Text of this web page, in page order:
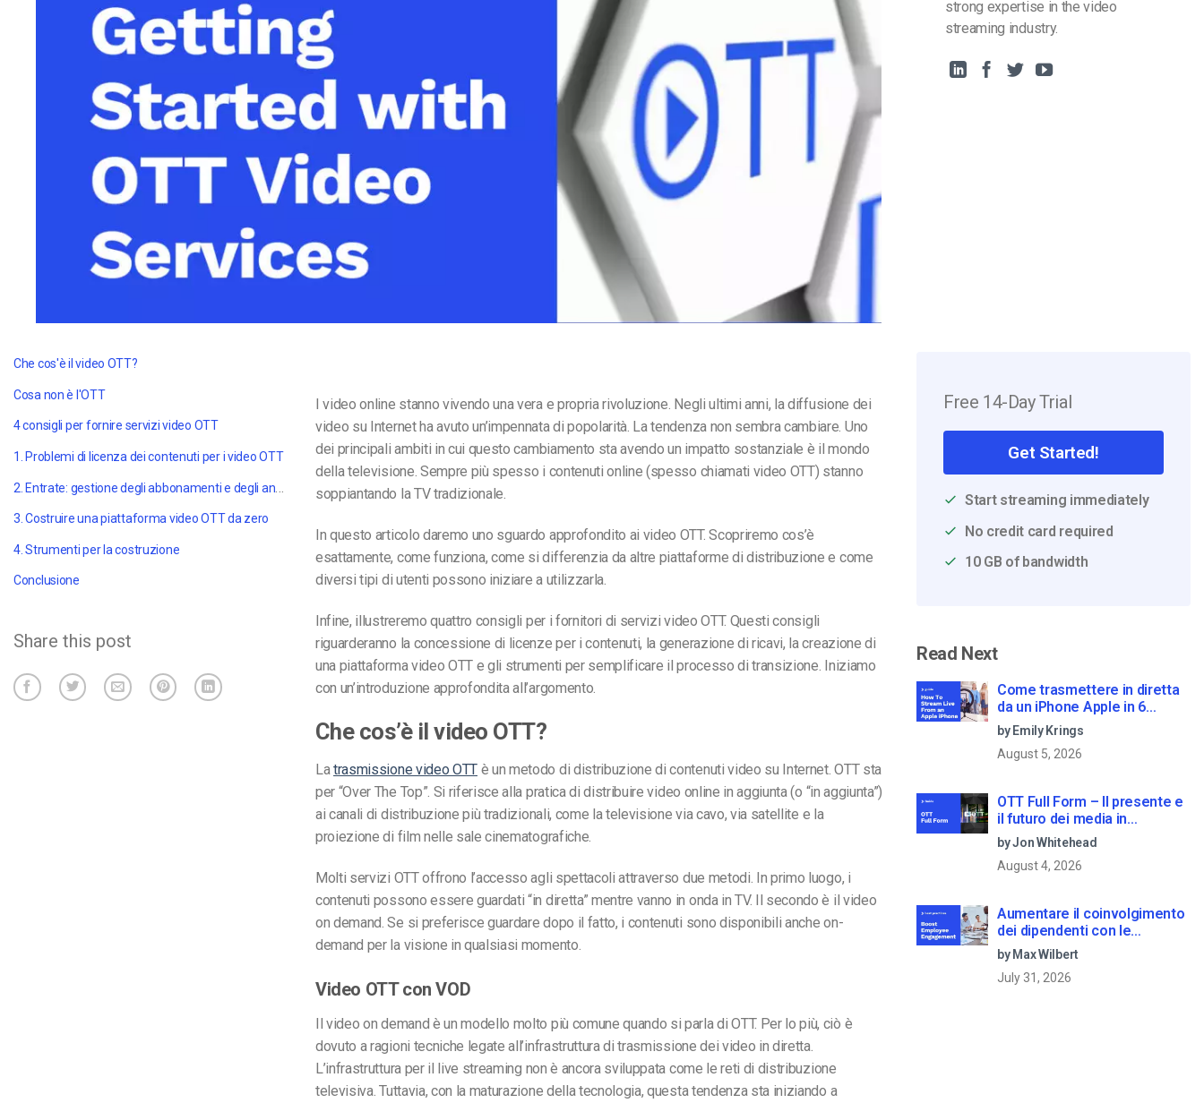
Video CMS
Privacy e Sicurezza
Monetizzazione Video
strong expertise in the video
streaming industry.
Che cos'è il video OTT?
Cosa non è l'OTT
4 consigli per fornire servizi video OTT
1. Problemi di licenza dei contenuti per i video OTT
3. Costruire una piattaforma video OTT da zero
4. Strumenti per la costruzione
Conclusione
Share this post
I video online stanno vivendo una vera e propria rivoluzione. Negli ultimi anni, la diffusione dei
video su Internet ha avuto un’impennata di popolarità. La tendenza non sembra cambiare. Uno
dei principali ambiti in cui questo cambiamento sta avendo un impatto sostanziale è il mondo
della televisione. Sempre più spesso i contenuti online (spesso chiamati video OTT) stanno
soppiantando la TV tradizionale.
In questo articolo daremo uno sguardo approfondito ai video OTT. Scopriremo cos’è
esattamente, come funziona, come si differenzia da altre piattaforme di distribuzione e come
diversi tipi di utenti possono iniziare a utilizzarla.
Infine, illustreremo quattro consigli per i fornitori di servizi video OTT. Questi consigli
riguarderanno la concessione di licenze per i contenuti, la generazione di ricavi, la creazione di
una piattaforma video OTT e gli strumenti per semplificare il processo di transizione. Iniziamo
con un’introduzione approfondita all’argomento.
Che cos’è il video OTT?
Latrasmissione video OTT è un metodo di distribuzione di contenuti video su Internet. OTT sta
per “Over The Top”. Si riferisce alla pratica di distribuire video online in aggiunta (o “in aggiunta”)
ai canali di distribuzione più tradizionali, come la televisione via cavo, via satellite e la
proiezione di film nelle sale cinematografiche.
Molti servizi OTT offrono l’accesso agli spettacoli attraverso due metodi. In primo luogo, i
contenuti possono essere guardati “in diretta” mentre vanno in onda in TV. Il secondo è il video
on demand. Se si preferisce guardare dopo il fatto, i contenuti sono disponibili anche on-
demand per la visione in qualsiasi momento.
Video OTT con VOD
Il video on demand è un modello molto più comune quando si parla di OTT. Per lo più, ciò è
dovuto a ragioni tecniche legate all’infrastruttura di trasmissione dei video in diretta.
L’infrastruttura per il live streaming non è ancora sviluppata come le reti di distribuzione
televisiva. Tuttavia, con la maturazione della tecnologia, questa tendenza sta iniziando a
Free 14-Day Trial
Get Started!
Start streaming immediately
No credit card required
10 GB of bandwidth
Read Next
Come trasmettere in diretta
da un iPhone Apple in 6
semplici passi
by Emily Krings
August 5, 2026
OTT Full Form – Il presente e
il futuro dei media in
streaming
by Jon Whitehead
August 4, 2026
Aumentare il coinvolgimento
dei dipendenti con le
comunicazioni aziendali in
live streaming
by Max Wilbert
July 31, 2026